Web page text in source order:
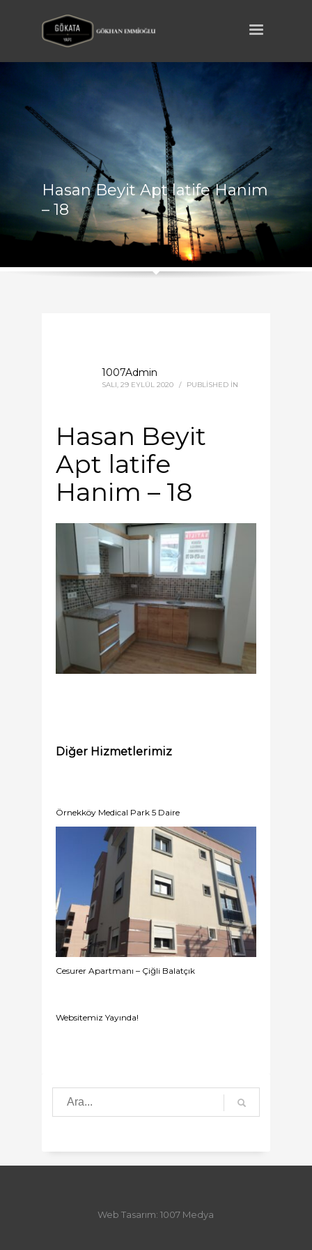
Hasan Beyit Apt latife Hanim
– 18
1007Admin
SALI, 29 EYLÜL 2020 / PUBLISHED IN
Hasan Beyit
Apt latife
Hanim – 18
Diğer Hizmetlerimiz
Örnekköy Medical Park 5 Daire
Cesurer Apartmanı – Çiğli Balatçık
Websitemiz Yayında!
Web Tasarım: 1007 Medya